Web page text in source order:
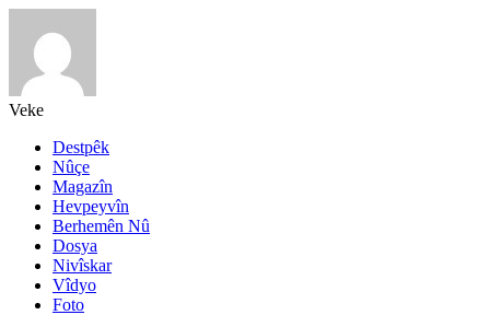
Veke
Destpêk
Nûçe
Magazîn
Hevpeyvîn
Berhemên Nû
Dosya
Nivîskar
Vîdyo
Foto